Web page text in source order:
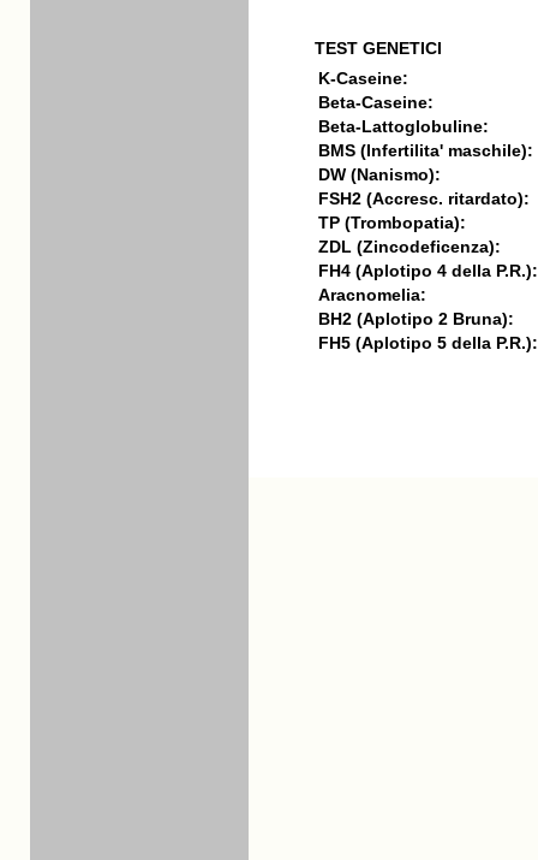
TEST GENETICI
K-Caseine:
Beta-Caseine:
Beta-Lattoglobuline:
BMS (Infertilita' maschile):
DW (Nanismo):
FSH2 (Accresc. ritardato):
TP (Trombopatia):
ZDL (Zincodeficenza):
FH4 (Aplotipo 4 della P.R.):
Aracnomelia:
BH2 (Aplotipo 2 Bruna):
FH5 (Aplotipo 5 della P.R.):